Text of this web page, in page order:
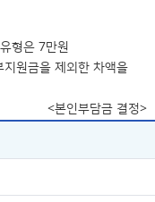
형은 7만원
원금을 제외한 차액을
<본인부담금 결정>